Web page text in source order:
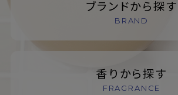
ブランドから探す
BRAND
香りから探す
FRAGRANCE